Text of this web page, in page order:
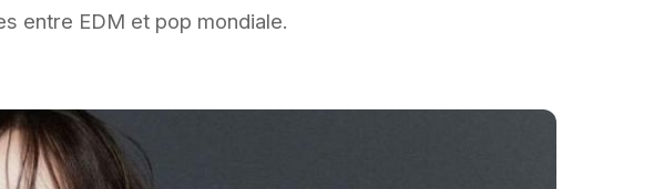
entre EDM et pop mondiale.